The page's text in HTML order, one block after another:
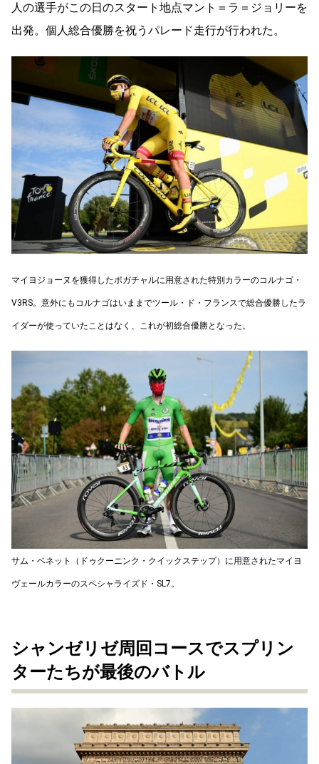
人の選手がこの日のスタート地点マント＝ラ＝ジョリーを
出発。個人総合優勝を祝うパレード走行が行われた。
マイヨジョーヌを獲得したポガチャルに用意された特別カラーのコルナゴ・
V3RS。意外にもコルナゴはいままでツール・ド・フランスで総合優勝したラ
イダーが使っていたことはなく、これが初総合優勝となった。
サム・ベネット（ドゥクーニンク・クイックステップ）に用意されたマイヨ
ヴェールカラーのスペシャライズド・SL7。
シャンゼリゼ周回コースでスプリン
ターたちが最後のバトル